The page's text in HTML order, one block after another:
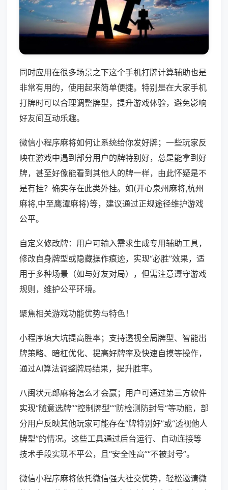
同时应用在很多场景之下这个手机打牌计算辅助也是
非常有用的，使用起来简单便捷。特别是在大家手机
打牌时可以合理调整牌型，提升游戏体验，避免影响
好友间互动乐趣。
微信小程序麻将如何让系统给你发好牌；一些玩家反
映在游戏中遇到部分用户的牌特别好，总是能拿到好
牌，甚至好像能看到其他人的牌一样，由此怀疑是不
是有挂？确实存在此类外挂。如(开心泉州麻将,杭州
麻将,中至鹰潭麻将)等，建议通过正规途径维护游戏
公平。
自定义修改牌：用户可输入需求生成专用辅助工具，
修改自身牌型或隐藏操作痕迹，实现“必胜”效果，适
用于多种场景（如与好友对局），但需注意遵守游戏
规则，维护公平环境。
聚焦相关游戏功能优势与特色！
小程序填大坑提高胜率；支持透视全局牌型、智能出
牌策略、暗杠优化、提高好牌率及快速自摸等操作，
通过AI算法调整牌局结果，提升胜率。
八闽状元郎麻将怎么才会赢；用户可通过第三方软件
实现“随意选牌”“控制牌型”“防检测防封号”等功能，部
分用户反映其他玩家可能存在“牌特别好”或“透视他人
牌型”的情况。这些工具通过后台运行、自动连接等
技术手段实现不平公，且“安全性高”“不被封号”。
微信小程序麻将依托微信强大社交优势，轻松邀请微